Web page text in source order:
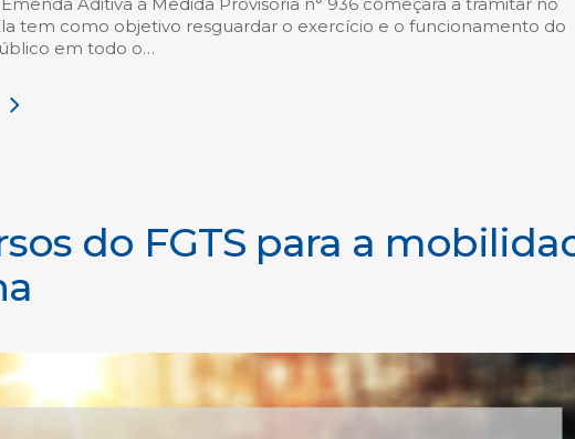
tem como objetivo resguardar o exercício e o funcionamento do
em todo o…
do FGTS para a